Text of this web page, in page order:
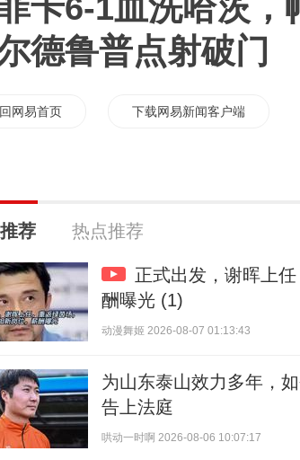
卡6-1血洗哈茨，
德鲁普点射破门
网易首页 下载网易新闻客户端
荐 热点推荐
正式出发，谢晖上
酬曝光 (1)
动漫舞姬 2026-08-07 01:13:43
为山东泰山效力多年，
告上法庭
哄动一时啊 2026-08-06 10:07:17